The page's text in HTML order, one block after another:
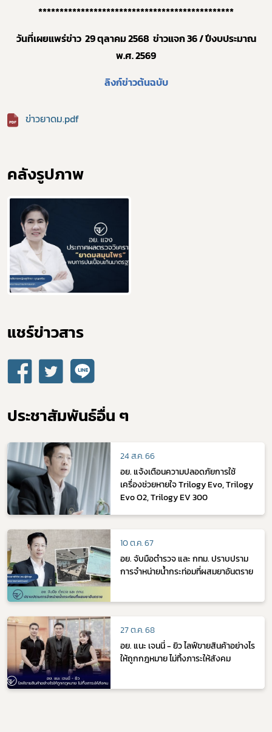
**********************************************
วันที่เผยแพร่ข่าว 29 ตุลาคม 2568 ข่าวแจก 36 / ปีงบประมาณ
พ.ศ. 2569
ลิงก์ข่าวต้นฉบับ
ข่าวยาดม.pdf
คลังรูปภาพ
แชร์ข่าวสาร​
ประชาสัมพันธ์อื่น ๆ
24 ส.ค. 66
อย. แจ้งเตือนความปลอดภัยการใช้
เครื่องช่วยหายใจ Trilogy Evo, Trilogy
Evo O2, Trilogy EV 300
10 ต.ค. 67
อย. จับมือตำรวจ และ กทม. ปราบปราม
การจำหน่ายน้ำกระท่อมที่ผสมยาอันตราย
27 ต.ค. 68
อย. แนะ เจนนี่ - ยิว ไลฟ์ขายสินค้าอย่างไร
ให้ถูกกฎหมาย ไม่ทิ้งภาระให้สังคม